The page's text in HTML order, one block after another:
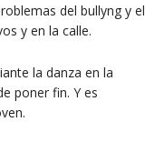
del bullyng y el
y en la calle.
la danza en la
poner fin. Y es